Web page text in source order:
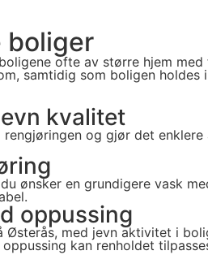
boliger
ofte av større hjem
samtidig som boligen
kvalitet
og gjør det
ønsker en grundigere vask
oppussing
Østerås, med jevn aktivitet i
kan renholdet